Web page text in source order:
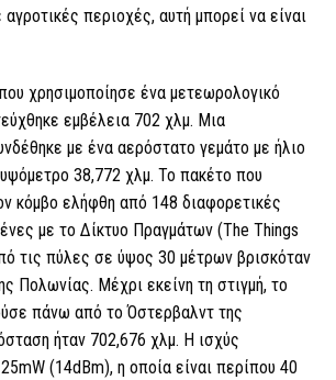
περιοχές, αυτή μπορεί να είναι
χρησιμοποίησε ένα μετεωρολογικό
εμβέλεια 702 χλμ. Μια
με ένα αερόστατο γεμάτο με ήλιο
38,772 χλμ. Το πακέτο που
κόμβο ελήφθη από 148 διαφορετικές
με το Δίκτυο Πραγμάτων (The Things
τις πύλες σε ύψος 30 μέτρων βρισκόταν
Πολωνίας. Μέχρι εκείνη τη στιγμή, το
πάνω από το Όστερβαλντ της
ήταν 702,676 χλμ. Η ισχύς
(14dBm), η οποία είναι περίπου 40